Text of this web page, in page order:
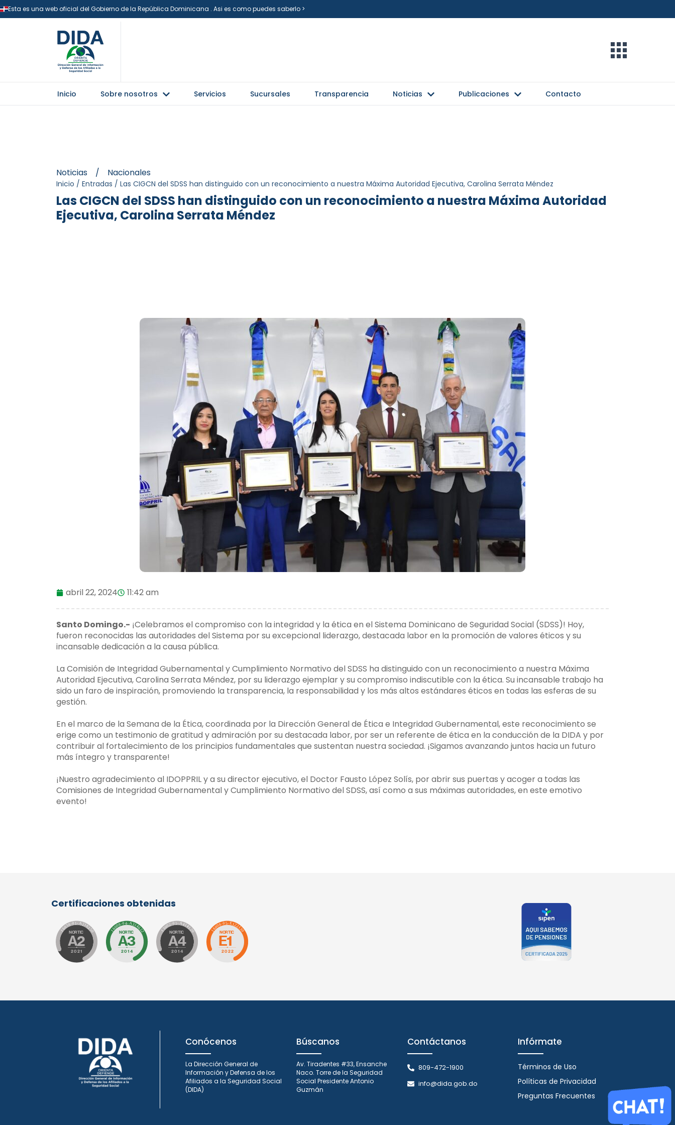
Esta es una web oficial del Gobierno de la República Dominicana . Asi es como puedes saberlo >
Inicio Sobre nosotros Servicios Sucursales Transparencia Noticias Publicaciones Contacto
Noticias / Nacionales
Inicio / Entradas / Las CIGCN del SDSS han distinguido con un reconocimiento a nuestra Máxima Autoridad Ejecutiva, Carolina Serrata Méndez
Las CIGCN del SDSS han distinguido con un reconocimiento a nuestra Máxima Autoridad
Ejecutiva, Carolina Serrata Méndez
abril 22, 2024 11:42 am
Santo Domingo.- ¡Celebramos el compromiso con la integridad y la ética en el Sistema Dominicano de Seguridad Social (SDSS)! Hoy,
fueron reconocidas las autoridades del Sistema por su excepcional liderazgo, destacada labor en la promoción de valores éticos y su
incansable dedicación a la causa pública.
La Comisión de Integridad Gubernamental y Cumplimiento Normativo del SDSS ha distinguido con un reconocimiento a nuestra Máxima
Autoridad Ejecutiva, Carolina Serrata Méndez, por su liderazgo ejemplar y su compromiso indiscutible con la ética. Su incansable trabajo ha
sido un faro de inspiración, promoviendo la transparencia, la responsabilidad y los más altos estándares éticos en todas las esferas de su
gestión.
En el marco de la Semana de la Ética, coordinada por la Dirección General de Ética e Integridad Gubernamental, este reconocimiento se
erige como un testimonio de gratitud y admiración por su destacada labor, por ser un referente de ética en la conducción de la DIDA y por
contribuir al fortalecimiento de los principios fundamentales que sustentan nuestra sociedad. ¡Sigamos avanzando juntos hacia un futuro
más íntegro y transparente!
¡Nuestro agradecimiento al IDOPPRIL y a su director ejecutivo, el Doctor Fausto López Solís, por abrir sus puertas y acoger a todas las
Comisiones de Integridad Gubernamental y Cumplimiento Normativo del SDSS, así como a sus máximas autoridades, en este emotivo
evento!
Certificaciones obtenidas
Conócenos
La Dirección General de
Información y Defensa de los
Afiliados a la Seguridad Social
(DIDA)
Búscanos
Av. Tiradentes #33, Ensanche
Naco. Torre de la Seguridad
Social Presidente Antonio
Guzmán
Contáctanos
809-472-1900
info@dida.gob.do
Infórmate
Términos de Uso
Políticas de Privacidad
Preguntas Frecuentes